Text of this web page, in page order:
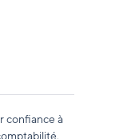
confiance à